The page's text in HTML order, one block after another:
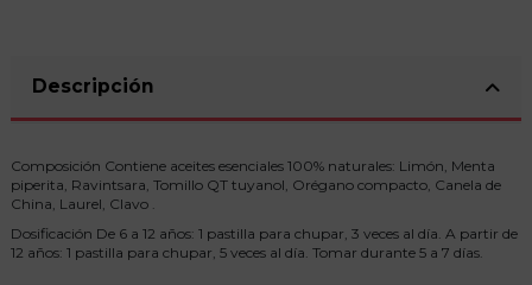
Descripción
Composición Contiene aceites esenciales 100% naturales: Limón, Menta
piperita, Ravintsara, Tomillo QT tuyanol, Orégano compacto, Canela de
China, Laurel, Clavo .
Dosificación De 6 a 12 años: 1 pastilla para chupar, 3 veces al día. A partir de
12 años: 1 pastilla para chupar, 5 veces al día. Tomar durante 5 a 7 días.